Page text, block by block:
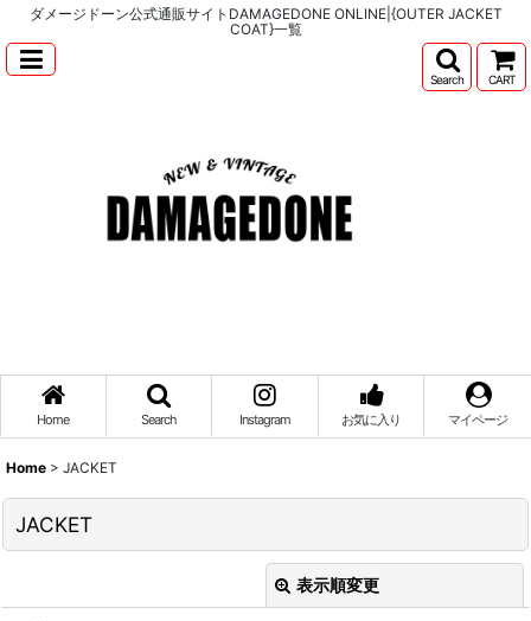
ダメージドーン公式通販サイトDAMAGEDONE ONLINE|{OUTER JACKET
COAT}一覧
Search CART
Home Search Instagram お気に入り マイページ
Home > JACKET
JACKET
表示順変更